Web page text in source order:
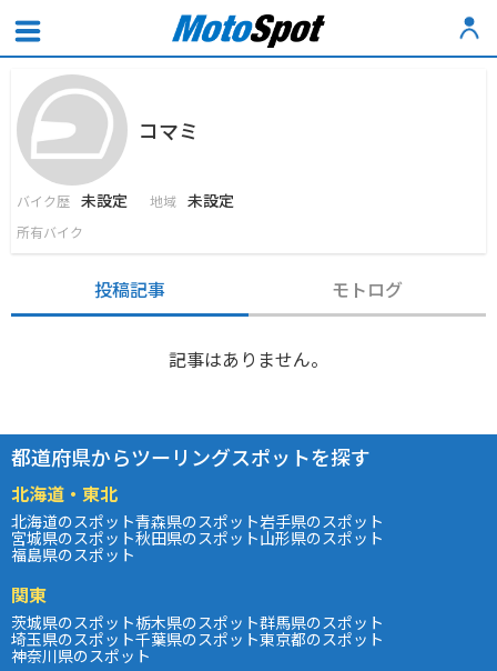
コマミ
バイク歴 未設定 地域 未設定
所有バイク
投稿記事 モトログ
記事はありません。
都道府県からツーリングスポットを探す
北海道・東北
北海道のスポット青森県のスポット岩手県のスポット
宮城県のスポット秋田県のスポット山形県のスポット
福島県のスポット
関東
茨城県のスポット栃木県のスポット群馬県のスポット
埼玉県のスポット千葉県のスポット東京都のスポット
神奈川県のスポット